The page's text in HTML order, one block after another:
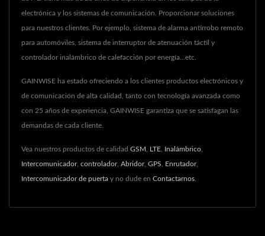
electrónica y los sistemas de comunicación. Proporcionar soluciones
para nuestros clientes. Por ejemplo, sistema de alarma antirrobo remoto
para automóviles, sistema de interruptor de atenuación táctil y
controlador inalámbrico de calefacción por energía...etc.
GAINWISE ha estado ofreciendo a los clientes productos electrónicos y
de comunicación de alta calidad, tanto con tecnología avanzada como
con 25 años de experiencia, GAINWISE garantiza que se satisfagan las
demandas de cada cliente.
Vea nuestros productos de calidad GSM LTE Inalámbrico
Intercomunicador, controlador, Abridor, GPS Enrutador,
Intercomunicador de puerta y no dude en Contactarnos